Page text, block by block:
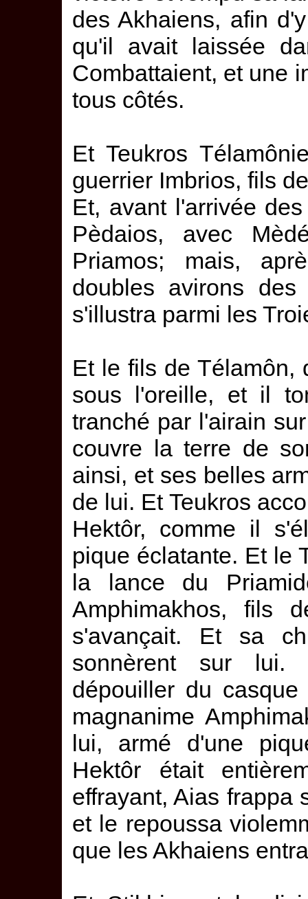
des Akhaiens, afin
qu'il avait laissée
Combattaient, et une
tous côtés.
Et Teukros
guerrier Imbrios, fils
Et, avant l'arrivée
Pèdaios, avec
Priamos; mais,
doubles avirons
s'illustra parmi les
Et le fils de Télamôn,
sous l'oreille, et il
tranché par l'airain
couvre la terre de
ainsi, et ses belles
de lui. Et Teukros
Hektôr, comme il
pique éclatante. Et le
la lance du
Amphimakhos, fils
s'avançait. Et sa
sonnèrent sur lui.
dépouiller du
magnanime
lui, armé d'une
Hektôr était
effrayant, Aias frappa
et le repoussa
que les Akhaiens